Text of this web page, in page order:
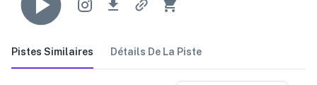
Pistes Similaires Détails De La Piste